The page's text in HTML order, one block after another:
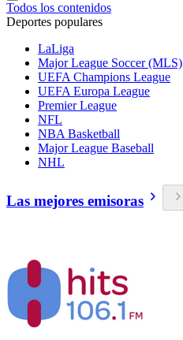
Todos los contenidos
Deportes populares
LaLiga
Major League Soccer (MLS)
UEFA Champions League
UEFA Europa League
Premier League
NFL
NBA Basketball
Major League Baseball
NHL
Las mejores emisoras